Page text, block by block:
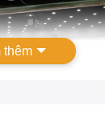
thêm